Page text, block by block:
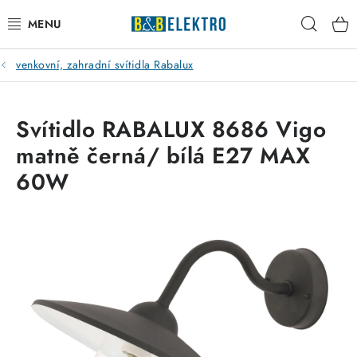
na
obsah
Reklamace / Vrácení zboží
Kontakty
VYTÁPĚNÍ
JISTIČE
venkovní, zahradní svítidla Rabalux
Svítidlo RABALUX 8686 Vigo
matně černá/ bílá E27 MAX
60W